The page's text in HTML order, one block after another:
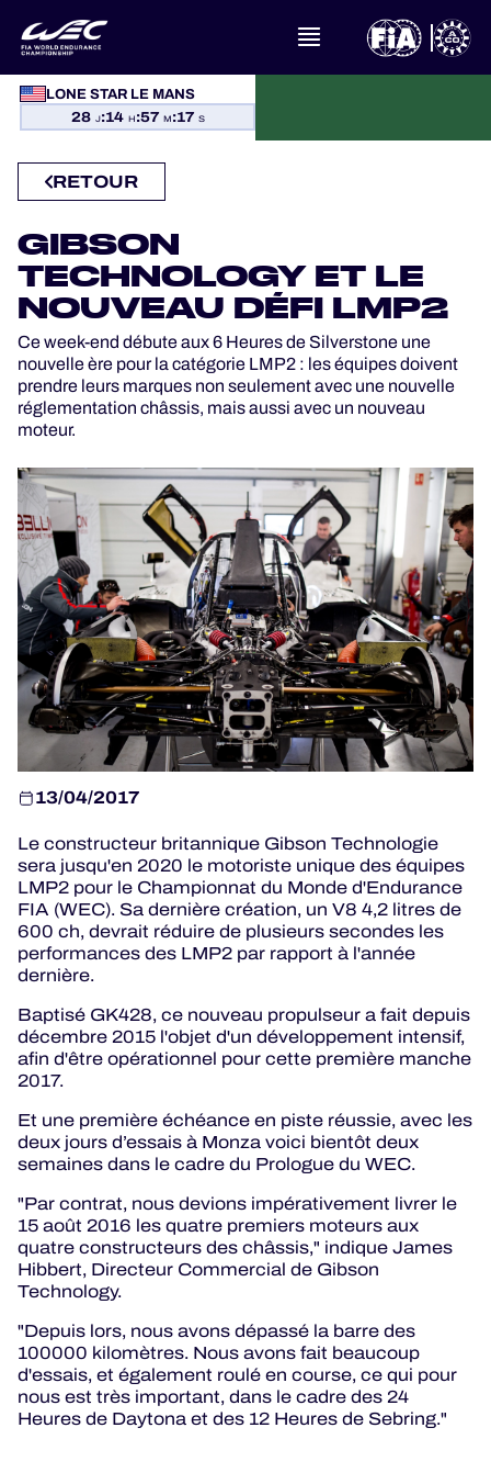
LONE STAR LE MANS
28 J:14 H:57 M:17 S
À PROPOS DU FIA WEC
CALENDRIER
CLASSEMENTS
RÉSULTATS
LA GRILLE
OÙ REGARDER
PROGRAMMES OFFICIELS
JEU OFFICIEL
HOSPITALITÉS
BILLETTERIE
24H LEMANS
ELMS
MLMC
ALMS
RETOUR
GIBSON
TECHNOLOGY ET LE
NOUVEAU DÉFI LMP2
Ce week-end débute aux 6 Heures de Silverstone une
nouvelle ère pour la catégorie LMP2 : les équipes doivent
prendre leurs marques non seulement avec une nouvelle
réglementation châssis, mais aussi avec un nouveau
moteur.
13/04/2017
Le constructeur britannique Gibson Technologie
sera jusqu'en 2020 le motoriste unique des équipes
LMP2 pour le Championnat du Monde d'Endurance
FIA (WEC). Sa dernière création, un V8 4,2 litres de
600 ch, devrait réduire de plusieurs secondes les
performances des LMP2 par rapport à l'année
dernière.
Baptisé GK428, ce nouveau propulseur a fait depuis
décembre 2015 l'objet d'un développement intensif,
afin d'être opérationnel pour cette première manche
2017.
Et une première échéance en piste réussie, avec les
deux jours d’essais à Monza voici bientôt deux
semaines dans le cadre du Prologue du WEC.
"Par contrat, nous devions impérativement livrer le
15 août 2016 les quatre premiers moteurs aux
quatre constructeurs des châssis," indique James
Hibbert, Directeur Commercial de Gibson
Technology.
"Depuis lors, nous avons dépassé la barre des
100000 kilomètres. Nous avons fait beaucoup
d'essais, et également roulé en course, ce qui pour
nous est très important, dans le cadre des 24
Heures de Daytona et des 12 Heures de Sebring."